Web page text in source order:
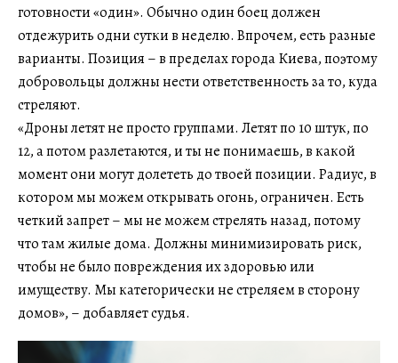
готовности «один». Обычно один боец должен
отдежурить одни сутки в неделю. Впрочем, есть разные
варианты. Позиция – в пределах города Киева, поэтому
добровольцы должны нести ответственность за то, куда
стреляют.
«Дроны летят не просто группами. Летят по 10 штук, по
12, а потом разлетаются, и ты не понимаешь, в какой
момент они могут долететь до твоей позиции. Радиус, в
котором мы можем открывать огонь, ограничен. Есть
четкий запрет – мы не можем стрелять назад, потому
что там жилые дома. Должны минимизировать риск,
чтобы не было повреждения их здоровью или
имуществу. Мы категорически не стреляем в сторону
домов», – добавляет судья.